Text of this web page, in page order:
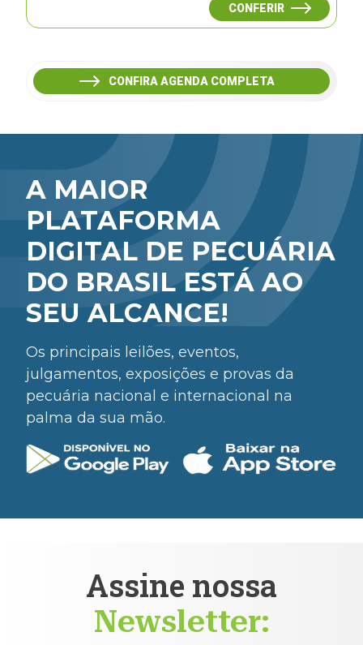
CONFERIR
CONFIRA AGENDA COMPLETA
A MAIOR
PLATAFORMA
DIGITAL DE PECUÁRIA
DO BRASIL ESTÁ AO
SEU ALCANCE!
Os principais leilões, eventos,
julgamentos, exposições e provas da
pecuária nacional e internacional na
palma da sua mão.
Assine nossa
Newsletter: